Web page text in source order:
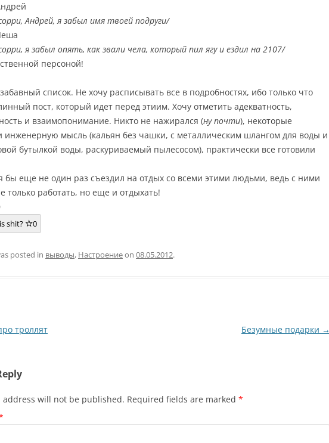
Андрей, я забыл имя твоей подруги/
я забыл опять, как звали чела, который пил ягу и ездил на 2107/
персоной!
список. Не хочу расписывать все в подробностях, ибо только что
пост, который идет перед этиим. Хочу отметить адекватность,
и взаимопонимание. Никто не нажирался (ну почти), некоторые
инженерную мысль (кальян без чашки, с металлическим шлангом для воды и
бутылкой воды, раскуриваемый пылесосом), практически все готовили
бы еще не один раз съездил на отдых со всеми этими людьми, ведь с ними
только работать, но еще и отдыхать!
shit? 0
posted in выводы, Настроениеon 08.05.2012.
троллят Безумные подарки →
address will not be published. Required fields are marked *